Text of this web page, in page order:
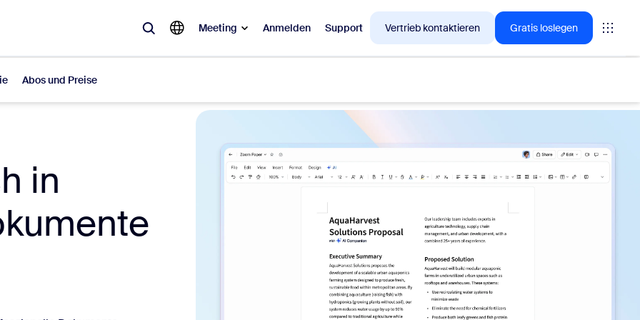
Abos und Preise
Meeting Anmelden Support Vertrieb kontaktieren Gratis loslegen
ist, was im Trend liegt, was für Gesprächsstoff sorgt – die Lösungen, für die sich Zoom-Kunden gerade interessieren.
Meetings
Rooms
Canvas
CX-Insights
in